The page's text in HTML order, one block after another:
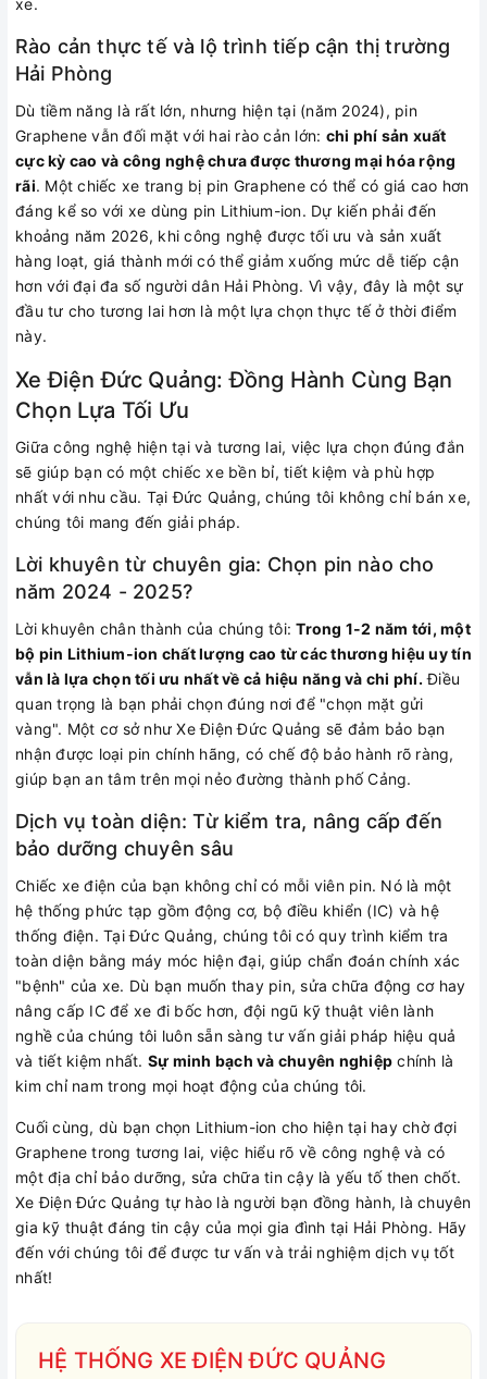
xe.
Rào cản thực tế và lộ trình tiếp cận thị trường
Hải Phòng
Dù tiềm năng là rất lớn, nhưng hiện tại (năm 2024), pin
Graphene vẫn đối mặt với hai rào cản lớn: chi phí sản xuất
cực kỳ cao và công nghệ chưa được thương mại hóa rộng
rãi. Một chiếc xe trang bị pin Graphene có thể có giá cao hơn
đáng kể so với xe dùng pin Lithium-ion. Dự kiến phải đến
khoảng năm 2026, khi công nghệ được tối ưu và sản xuất
hàng loạt, giá thành mới có thể giảm xuống mức dễ tiếp cận
hơn với đại đa số người dân Hải Phòng. Vì vậy, đây là một sự
đầu tư cho tương lai hơn là một lựa chọn thực tế ở thời điểm
này.
Xe Điện Đức Quảng: Đồng Hành Cùng Bạn
Chọn Lựa Tối Ưu
Giữa công nghệ hiện tại và tương lai, việc lựa chọn đúng đắn
sẽ giúp bạn có một chiếc xe bền bỉ, tiết kiệm và phù hợp
nhất với nhu cầu. Tại Đức Quảng, chúng tôi không chỉ bán xe,
chúng tôi mang đến giải pháp.
Lời khuyên từ chuyên gia: Chọn pin nào cho
năm 2024 - 2025?
Lời khuyên chân thành của chúng tôi:Trong 1-2 năm tới, một
bộ pin Lithium-ion chất lượng cao từ các thương hiệu uy tín
vẫn là lựa chọn tối ưu nhất về cả hiệu năng và chi phí. Điều
quan trọng là bạn phải chọn đúng nơi để "chọn mặt gửi
vàng". Một cơ sở như Xe Điện Đức Quảng sẽ đảm bảo bạn
nhận được loại pin chính hãng, có chế độ bảo hành rõ ràng,
giúp bạn an tâm trên mọi nẻo đường thành phố Cảng.
Dịch vụ toàn diện: Từ kiểm tra, nâng cấp đến
bảo dưỡng chuyên sâu
Chiếc xe điện của bạn không chỉ có mỗi viên pin. Nó là một
hệ thống phức tạp gồm động cơ, bộ điều khiển (IC) và hệ
thống điện. Tại Đức Quảng, chúng tôi có quy trình kiểm tra
toàn diện bằng máy móc hiện đại, giúp chẩn đoán chính xác
"bệnh" của xe. Dù bạn muốn thay pin, sửa chữa động cơ hay
nâng cấp IC để xe đi bốc hơn, đội ngũ kỹ thuật viên lành
nghề của chúng tôi luôn sẵn sàng tư vấn giải pháp hiệu quả
và tiết kiệm nhất. Sự minh bạch và chuyên nghiệp chính là
kim chỉ nam trong mọi hoạt động của chúng tôi.
Cuối cùng, dù bạn chọn Lithium-ion cho hiện tại hay chờ đợi
Graphene trong tương lai, việc hiểu rõ về công nghệ và có
một địa chỉ bảo dưỡng, sửa chữa tin cậy là yếu tố then chốt.
Xe Điện Đức Quảng tự hào là người bạn đồng hành, là chuyên
gia kỹ thuật đáng tin cậy của mọi gia đình tại Hải Phòng. Hãy
đến với chúng tôi để được tư vấn và trải nghiệm dịch vụ tốt
nhất!
HỆ THỐNG XE ĐIỆN ĐỨC QUẢNG